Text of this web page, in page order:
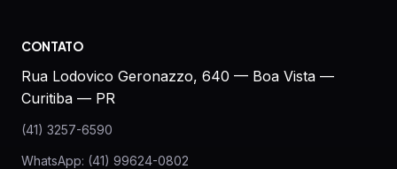
CONTATO
Rua Lodovico Geronazzo, 640 — Boa Vista —
Curitiba — PR
(41) 3257-6590
WhatsApp: (41) 99624-0802